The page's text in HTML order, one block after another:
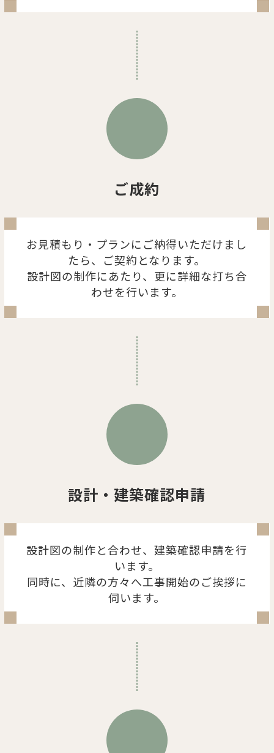
ご成約
お見積もり・プランにご納得いただけまし
たら、ご契約となります。
設計図の制作にあたり、更に詳細な打ち合
わせを行います。
設計・建築確認申請
設計図の制作と合わせ、建築確認申請を行
います。
同時に、近隣の方々へ工事開始のご挨拶に
伺います。